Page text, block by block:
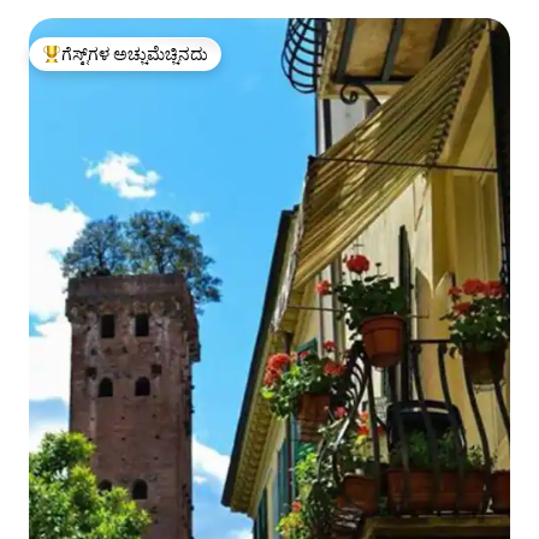
ಗೆಸ್ಟ್‌ಗಳಿಗೆ ಅತಿ ಹೆಚ್ಚು ಅಚ್ಚುಮೆಚ್ಚಿನದು
ಗೆಸ್ಟ್‌ಗಳ ಅಚ್ಚುಮೆಚ್ಚಿನದು